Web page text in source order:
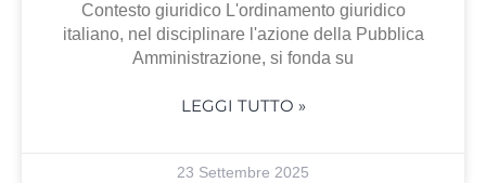
Contesto giuridico L'ordinamento giuridico
italiano, nel disciplinare l'azione della Pubblica
Amministrazione, si fonda su
LEGGI TUTTO »
23 Settembre 2025